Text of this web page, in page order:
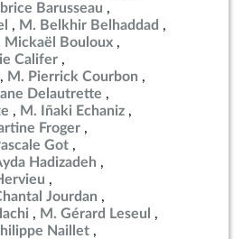
Barusseau
M. Belkhir Belhaddad
Mickaël Bouloux
Califer
M. Pierrick Courbon
Delautrette
M. Iñaki Echaniz
Froger
Got
Hadizadeh
Jourdan
M. Gérard Leseul
Naillet